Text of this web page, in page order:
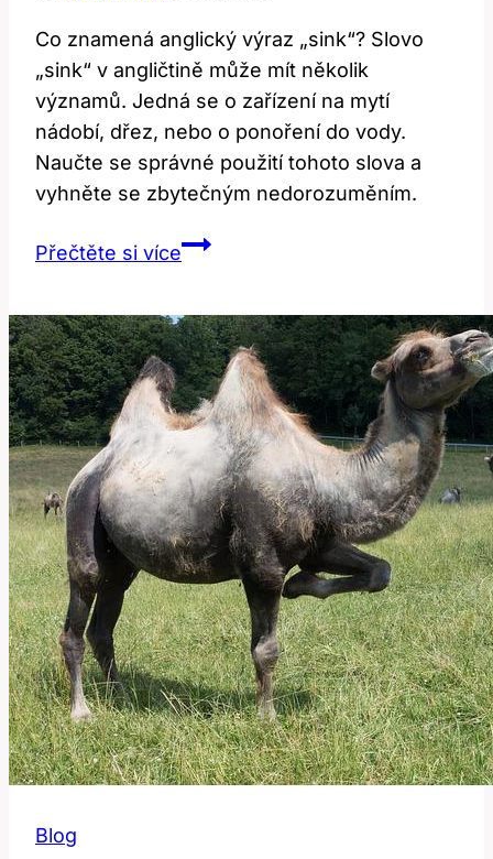
Co znamená anglický výraz „sink“? Slovo
„sink“ v angličtině může mít několik
významů. Jedná se o zařízení na mytí
nádobí, dřez, nebo o ponoření do vody.
Naučte se správné použití tohoto slova a
vyhněte se zbytečným nedorozuměním.
Přečtěte si víceSink:
Anglický
Výraz
Skutečně
Znamená?
Blog